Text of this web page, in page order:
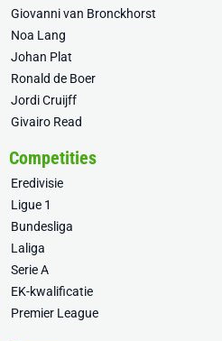
Giovanni van Bronckhorst
Noa Lang
Johan Plat
Ronald de Boer
Jordi Cruijff
Givairo Read
Competities
Eredivisie
Ligue 1
Bundesliga
Laliga
Serie A
EK-kwalificatie
Premier League